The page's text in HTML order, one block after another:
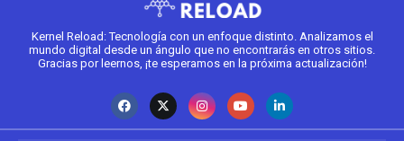
Kernel Reload: Tecnología con un enfoque distinto. Analizamos el
mundo digital desde un ángulo que no encontrarás en otros sitios.
Gracias por leernos, ¡te esperamos en la próxima actualización!